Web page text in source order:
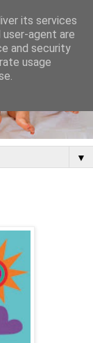
▼
its services
user-agent are
and security
usage